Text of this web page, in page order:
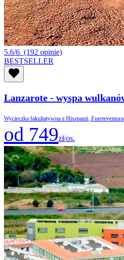
5.6/6 (192 opinie)
BESTSELLER
Lanzarote - wyspa
Wycieczka fakultatywna z Hiszpanii, Fuerteventura
od 749zł/os.